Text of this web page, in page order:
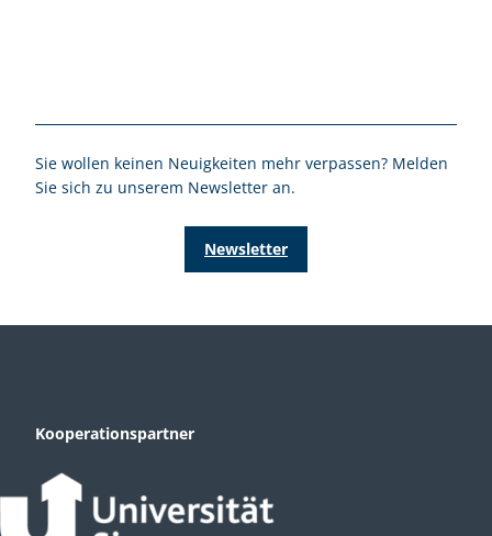
Sie wollen keinen Neuigkeiten mehr verpassen? Melden
Sie sich zu unserem Newsletter an.
Newsletter
Kooperationspartner